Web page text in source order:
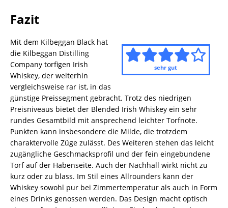
Fazit
sehr gut
Mit dem Kilbeggan Black hat
die Kilbeggan Distilling
Company torfigen Irish
Whiskey, der weiterhin
vergleichsweise rar ist, in das
günstige Preissegment gebracht. Trotz des niedrigen
Preisniveaus bietet der Blended Irish Whiskey ein sehr
rundes Gesamtbild mit ansprechend leichter Torfnote.
Punkten kann insbesondere die Milde, die trotzdem
charaktervolle Züge zulässt. Des Weiteren stehen das leicht
zugängliche Geschmacksprofil und der fein eingebundene
Torf auf der Habenseite. Auch der Nachhall wirkt nicht zu
kurz oder zu blass. Im Stil eines Allrounders kann der
Whiskey sowohl pur bei Zimmertemperatur als auch in Form
eines Drinks genossen werden. Das Design macht optisch